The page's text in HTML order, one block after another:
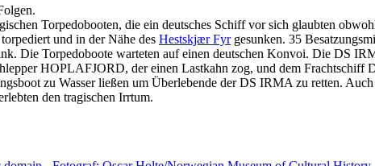
Torpedobooten, die ein deutsches Schiff vor sich glaubten
und in der Nähe des Hestskjær Fyrgesunken. 35
Die Torpedoboote warteten auf einen deutschen Konvoi. Die DS
HOPLAFJORD, der einen Lastkahn zog, und dem
zu Wasser ließen um Überlebende der DS IRMA zu retten.
den tragischen Irrtum.